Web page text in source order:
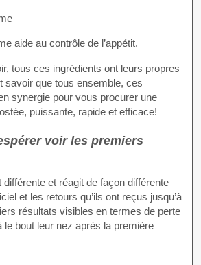
aide au contrôle de l’appétit.
tous ces ingrédients ont leurs propres
savoir que tous ensemble, ces
synergie pour vous procurer une
puissante, rapide et efficace!
voir les premiers
et réagit de façon différente
et les retours qu’ils ont reçus jusqu’à
résultats visibles en termes de perte
le bout leur nez après la première